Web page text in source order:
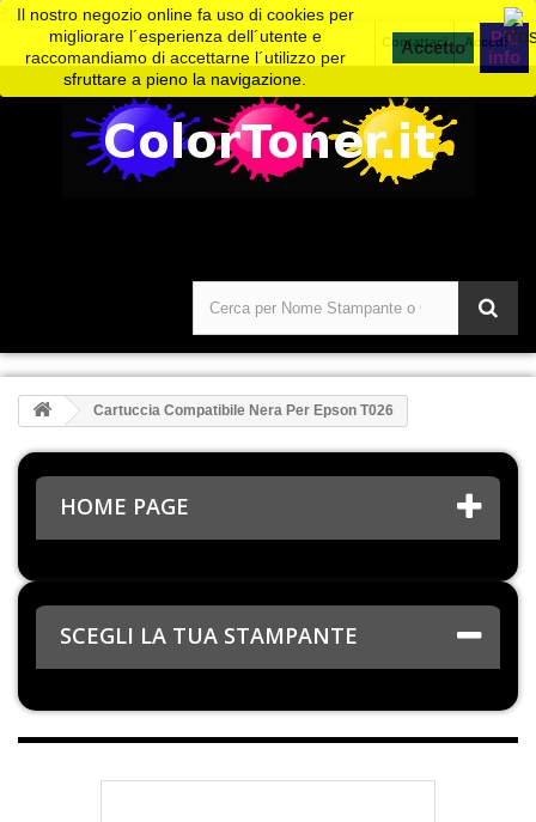
Accedi
Contattaci
Il nostro negozio online fa uso di cookies per
migliorare l´esperienza dell´utente e
raccomandiamo di accettarne l´utilizzo per
sfruttare a pieno la navigazione.
Piú
info
Cartuccia Compatibile Nera Per Epson T026
HOME PAGE
SCEGLI LA TUA STAMPANTE